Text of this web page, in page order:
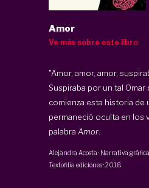
Amor
Ve más sobre este libro
"Amor, amor, amor,
Suspiraba por un tal
comienza esta historia de
permaneció oculta en los
palabra Amor
Alejandra Acosta · Narrativa
Textofilia ediciones·2018